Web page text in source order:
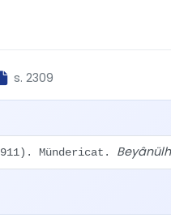
s. 2309
Mündericat.